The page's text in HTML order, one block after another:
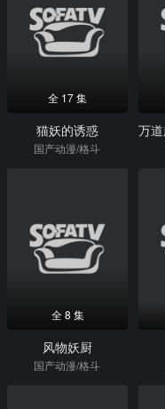
全 17 集
猫妖的诱惑
国产动漫/格斗
全 8 集
风物妖厨
国产动漫/格斗